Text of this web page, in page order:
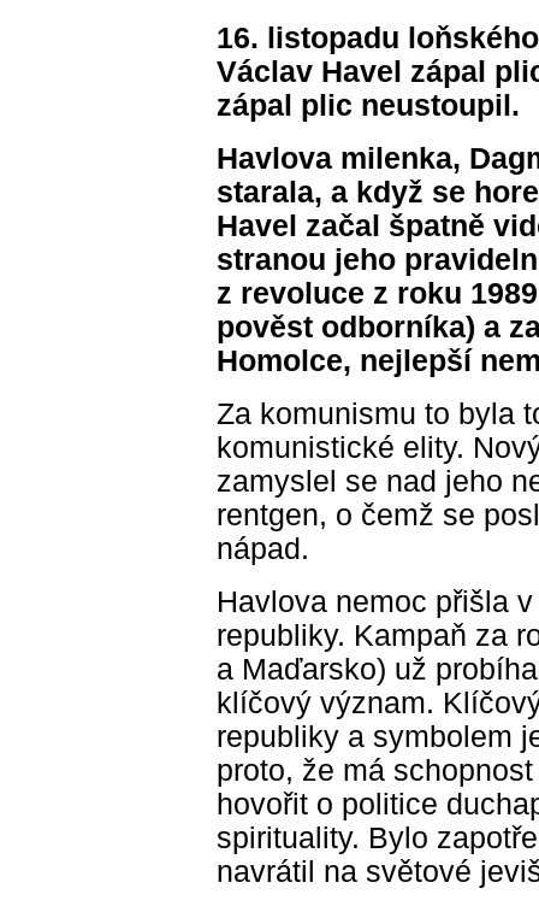
16. listopadu
Václav Havel zápal
zápal plic neustoupil.
Havlova milenka,
starala, a když se
Havel začal špatně
stranou jeho
z revoluce z roku
pověst odborníka) a
Homolce, nejlepší
Za komunismu to byla
komunistické elity.
zamyslel se nad jeho
rentgen, o čemž se
nápad.
Havlova nemoc přišla
republiky. Kampaň za
a Maďarsko) už
klíčový význam.
republiky a symbolem
proto, že má
hovořit o politice
spirituality. Bylo
navrátil na světové